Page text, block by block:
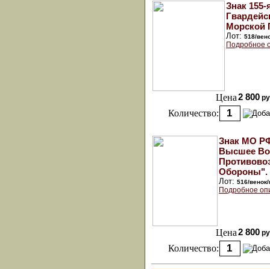
Знак
Морской
Лот: 518/
Подробное
Цена 2 800
Количество:
Знак МО
Высшее
Обороны".
Лот: 516/
Подробное
Цена 2 800
Количество: